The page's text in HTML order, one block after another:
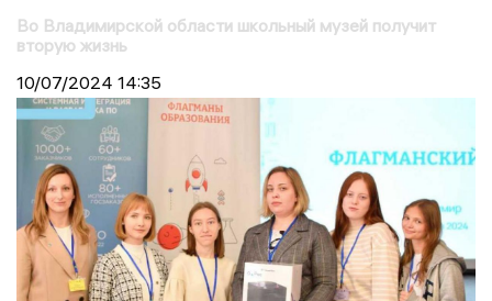
Во Владимирской области школьный музей получит
вторую жизнь
10/07/2024 14:35